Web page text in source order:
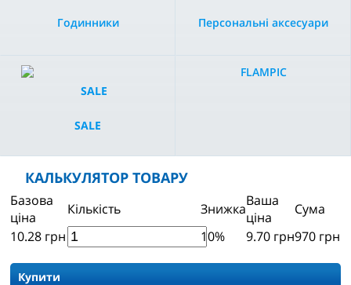
Годинники Персональні аксесуари
SALE
FLAMPIC
КАЛЬКУЛЯТОР ТОВАРУ
Базова
ціна
Кількість ЗнижкаВаша
ціна
Сума
10.28 грн 10% 9.70 грн970 грн
Купити